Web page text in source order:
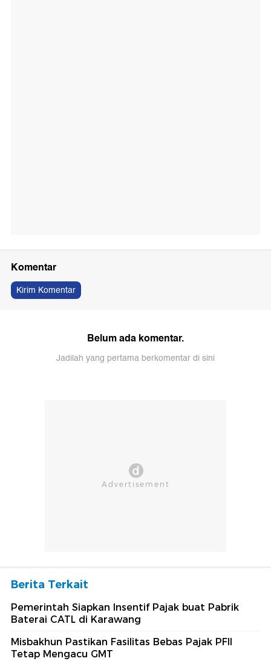
Komentar
Kirim Komentar
Belum ada komentar.
Jadilah yang pertama berkomentar di sini
Berita Terkait
Pemerintah Siapkan Insentif Pajak buat Pabrik
Baterai CATL di Karawang
Misbakhun Pastikan Fasilitas Bebas Pajak PFII
Tetap Mengacu GMT